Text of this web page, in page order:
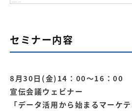
サービス
【クリニック向け】新規集患
Web広告サービス
セミナー内容
8月30日(金)14：00～16：00
宣伝会議ウェビナー
「データ活用から始まるマーケ